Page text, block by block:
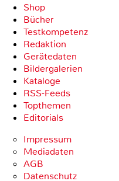
Shop
Bücher
Testkompetenz
Redaktion
Gerätedaten
Bildergalerien
Kataloge
RSS-Feeds
Topthemen
Editorials
Impressum
Mediadaten
AGB
Datenschutz